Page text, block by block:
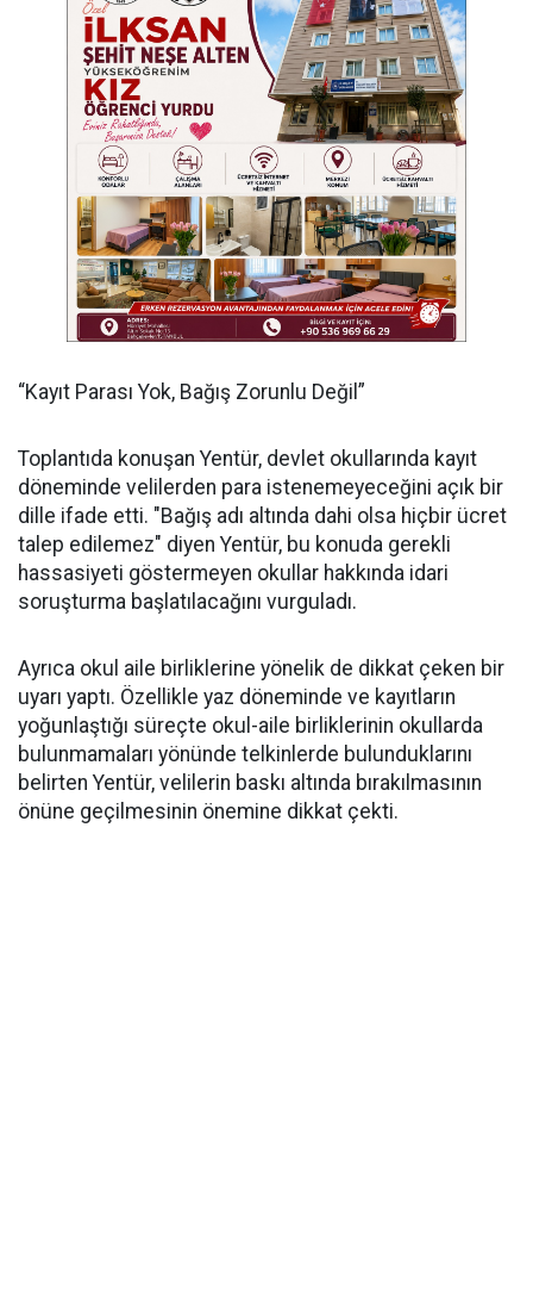
“Kayıt Parası Yok, Bağış Zorunlu Değil”
Toplantıda konuşan Yentür, devlet okullarında kayıt
döneminde velilerden para istenemeyeceğini açık bir
dille ifade etti. "Bağış adı altında dahi olsa hiçbir ücret
talep edilemez" diyen Yentür, bu konuda gerekli
hassasiyeti göstermeyen okullar hakkında idari
soruşturma başlatılacağını vurguladı.
Ayrıca okul aile birliklerine yönelik de dikkat çeken bir
uyarı yaptı. Özellikle yaz döneminde ve kayıtların
yoğunlaştığı süreçte okul-aile birliklerinin okullarda
bulunmamaları yönünde telkinlerde bulunduklarını
belirten Yentür, velilerin baskı altında bırakılmasının
önüne geçilmesinin önemine dikkat çekti.